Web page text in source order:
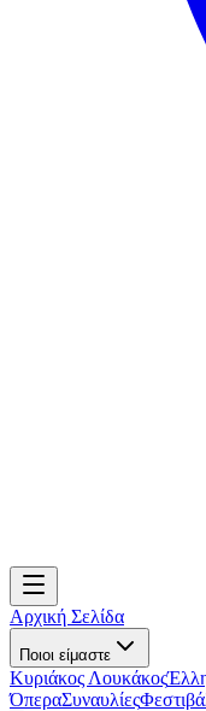
Αρχική Σελίδα
Ποιοι είμαστε
Κυριάκος Λουκάκος
ΌπεραΣυναυλίες